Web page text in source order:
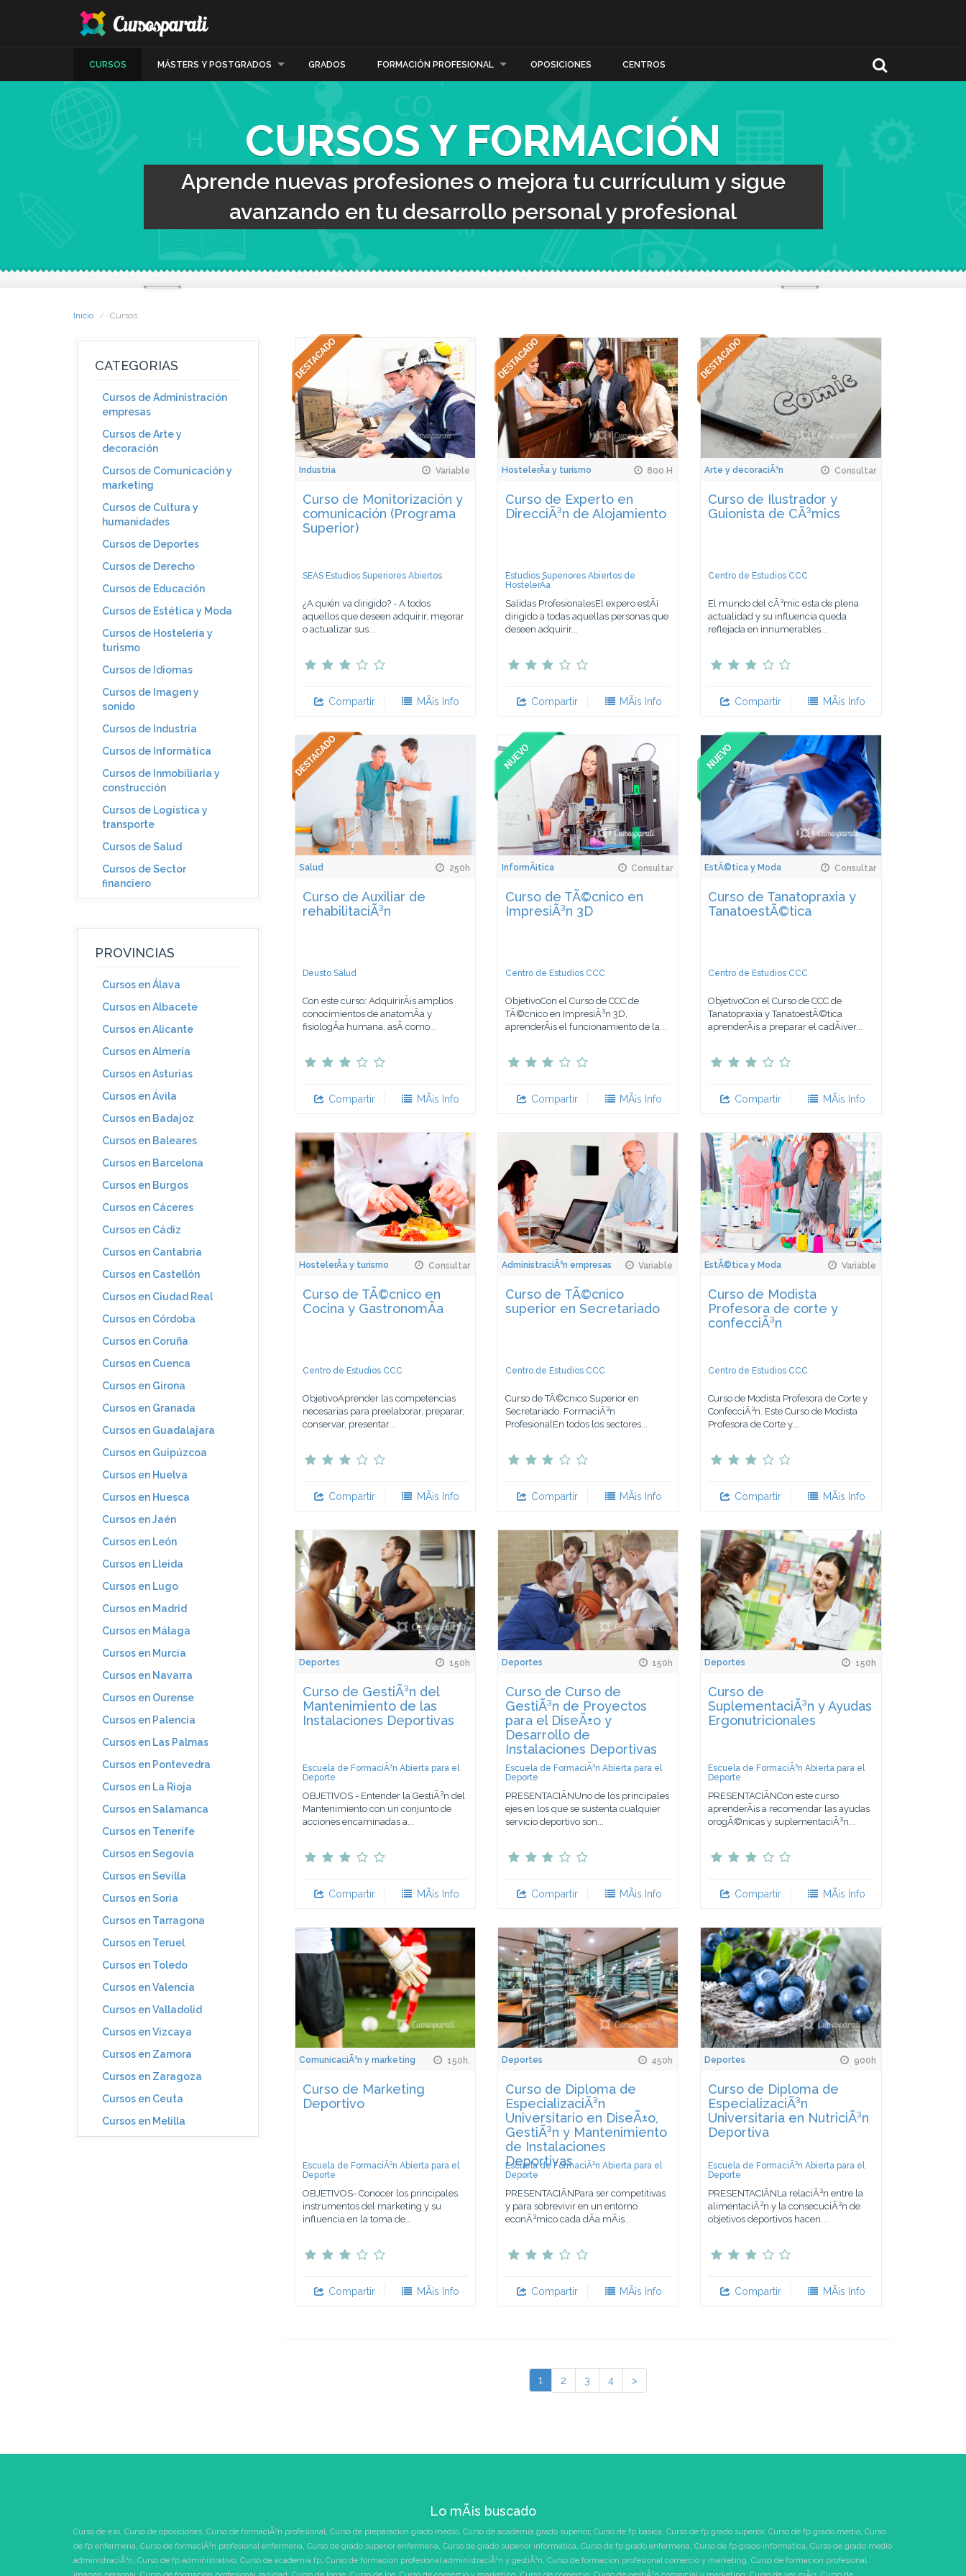
CURSOS MÁSTERS Y POSTGRADOS GRADOS FORMACIÓN PROFESIONAL OPOSICIONES CENTROS
CURSOS Y FORMACIÓN
Aprende nuevas profesiones o mejora tu currículum y sigue
avanzando en tu desarrollo personal y profesional
Inicio Cursos
CATEGORIAS
Cursos de Administración
empresas
Cursos de Arte y
decoración
Cursos de Comunicación y
marketing
Cursos de Cultura y
humanidades
Cursos de Deportes
Cursos de Derecho
Cursos de Educación
Cursos de Estética y Moda
Cursos de Hostelería y
turismo
Cursos de Idiomas
Cursos de Imagen y
sonido
Cursos de Industria
Cursos de Informática
Cursos de Inmobiliaria y
construcción
Cursos de Logística y
transporte
Cursos de Salud
Cursos de Sector
financiero
PROVINCIAS
Cursos en Álava
Cursos en Albacete
Cursos en Alicante
Cursos en Almería
Cursos en Asturias
Cursos en Ávila
Cursos en Badajoz
Cursos en Baleares
Cursos en Barcelona
Cursos en Burgos
Cursos en Cáceres
Cursos en Cádiz
Cursos en Cantabria
Cursos en Castellón
Cursos en Ciudad Real
Cursos en Córdoba
Cursos en Coruña
Cursos en Cuenca
Cursos en Girona
Cursos en Granada
Cursos en Guadalajara
Cursos en Guipúzcoa
Cursos en Huelva
Cursos en Huesca
Cursos en Jaén
Cursos en León
Cursos en Lleida
Cursos en Lugo
Cursos en Madrid
Cursos en Málaga
Cursos en Murcia
Cursos en Navarra
Cursos en Ourense
Cursos en Palencia
Cursos en Las Palmas
Cursos en Pontevedra
Cursos en La Rioja
Cursos en Salamanca
Cursos en Tenerife
Cursos en Segovia
Cursos en Sevilla
Cursos en Soria
Cursos en Tarragona
Cursos en Teruel
Cursos en Toledo
Cursos en Valencia
Cursos en Valladolid
Cursos en Vizcaya
Cursos en Zamora
Cursos en Zaragoza
Cursos en Ceuta
Cursos en Melilla
Industria Variable
Curso de Monitorización y
comunicación (Programa
Superior)
SEAS Estudios Superiores Abiertos
¿A quién va dirigido? - A todos
aquellos que deseen adquirir, mejorar
o actualizar sus...
Compartir MÃ¡s Info
HostelerÃ­a y turismo 800 H
Curso de Experto en
DirecciÃ³n de Alojamiento
Estudios Superiores Abiertos de
HostelerÃ­a
Salidas ProfesionalesEl expero estÃ¡
dirigido a todas aquellas personas que
deseen adquirir...
Compartir MÃ¡s Info
Arte y decoraciÃ³n Consultar
Curso de Ilustrador y
Guionista de CÃ³mics
Centro de Estudios CCC
El mundo del cÃ³mic esta de plena
actualidad y su influencia queda
reflejada en innumerables...
Compartir MÃ¡s Info
Salud 250h
Curso de Auxiliar de
rehabilitaciÃ³n
Deusto Salud
Con este curso: AdquirirÃ¡s amplios
conocimientos de anatomÃ­a y
fisiologÃ­a humana, asÃ­ como...
Compartir MÃ¡s Info
InformÃ¡tica Consultar
Curso de TÃ©cnico en
ImpresiÃ³n 3D
Centro de Estudios CCC
ObjetivoCon el Curso de CCC de
TÃ©cnico en ImpresiÃ³n 3D,
aprenderÃ¡s el funcionamiento de la...
Compartir MÃ¡s Info
EstÃ©tica y Moda Consultar
Curso de Tanatopraxia y
TanatoestÃ©tica
Centro de Estudios CCC
ObjetivoCon el Curso de CCC de
Tanatopraxia y TanatoestÃ©tica
aprenderÃ¡s a preparar el cadÃ¡ver...
Compartir MÃ¡s Info
HostelerÃ­a y turismo Consultar
Curso de TÃ©cnico en
Cocina y GastronomÃ­a
Centro de Estudios CCC
ObjetivoAprender las competencias
necesarias para preelaborar, preparar,
conservar, presentar...
Compartir MÃ¡s Info
AdministraciÃ³n empresas Variable
Curso de TÃ©cnico
superior en Secretariado
Centro de Estudios CCC
Curso de TÃ©cnico Superior en
Secretariado. FormaciÃ³n
ProfesionalEn todos los sectores...
Compartir MÃ¡s Info
EstÃ©tica y Moda Variable
Curso de Modista
Profesora de corte y
confecciÃ³n
Centro de Estudios CCC
Curso de Modista Profesora de Corte y
ConfecciÃ³n. Este Curso de Modista
Profesora de Corte y...
Compartir MÃ¡s Info
Deportes 150h
Curso de GestiÃ³n del
Mantenimiento de las
Instalaciones Deportivas
Escuela de FormaciÃ³n Abierta para el
Deporte
OBJETIVOS - Entender la GestiÃ³n del
Mantenimiento con un conjunto de
acciones encaminadas a...
Compartir MÃ¡s Info
Deportes 150h
Curso de Curso de
GestiÃ³n de Proyectos
para el DiseÃ±o y
Desarrollo de
Instalaciones Deportivas
Escuela de FormaciÃ³n Abierta para el
Deporte
PRESENTACIÃNUno de los principales
ejes en los que se sustenta cualquier
servicio deportivo son...
Compartir MÃ¡s Info
Deportes 150h
Curso de
SuplementaciÃ³n y Ayudas
Ergonutricionales
Escuela de FormaciÃ³n Abierta para el
Deporte
PRESENTACIÃNCon este curso
aprenderÃ¡s a recomendar las ayudas
orogÃ©nicas y suplementaciÃ³n...
Compartir MÃ¡s Info
ComunicaciÃ³n y marketing 150h.
Curso de Marketing
Deportivo
Escuela de FormaciÃ³n Abierta para el
Deporte
OBJETIVOS- Conocer los principales
instrumentos del marketing y su
influencia en la toma de...
Compartir MÃ¡s Info
Deportes 450h
Curso de Diploma de
EspecializaciÃ³n
Universitario en DiseÃ±o,
GestiÃ³n y Mantenimiento
de Instalaciones
Deportivas
Escuela de FormaciÃ³n Abierta para el
Deporte
PRESENTACIÃNPara ser competitivas
y para sobrevivir en un entorno
econÃ³mico cada dÃ­a mÃ¡s...
Compartir MÃ¡s Info
Deportes 900h
Curso de Diploma de
EspecializaciÃ³n
Universitaria en NutriciÃ³n
Deportiva
Escuela de FormaciÃ³n Abierta para el
Deporte
PRESENTACIÃNLa relaciÃ³n entre la
alimentaciÃ³n y la consecuciÃ³n de
objetivos deportivos hacen...
Compartir MÃ¡s Info
1 2 3 4 >
Lo mÃ¡s buscado
Curso de eso, Curso de oposiciones, Curso de formaciÃ³n profesional, Curso de preparacion grado medio, Curso de academia grado superior, Curso de fp basica, Curso de fp grado superior, Curso de fp grado medio, Curso
de fp enfermeria, Curso de formaciÃ³n profesional enfermeria, Curso de grado superior enfermeria, Curso de grado superior informatica, Curso de fp grado enfermeria, Curso de fp grado informatica, Curso de grado medio
administraciÃ³n, Curso de fp administrativo, Curso de academia fp, Curso de formacion profesional administraciÃ³n y gestiÃ³n, Curso de formacion profesional comercio y marketing, Curso de formacion profesional